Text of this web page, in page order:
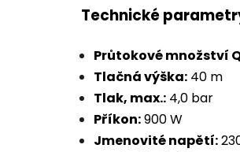
Technické
Průtokové množství
Tlačná výška: 40 m
Tlak, max.: 4,0 bar
Příkon:900 W
Jmenovité napětí: